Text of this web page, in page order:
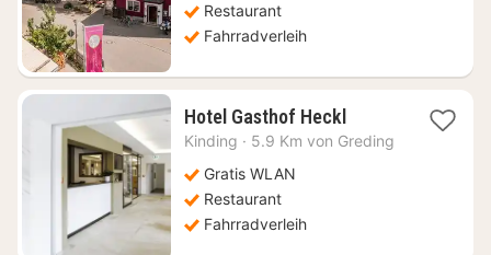
Restaurant
Fahrradverleih
Hotel Gasthof Heckl1
Nacht
Kinding · 5.9 Km von Greding
Gratis WLAN
Restaurant
Fahrradverleih